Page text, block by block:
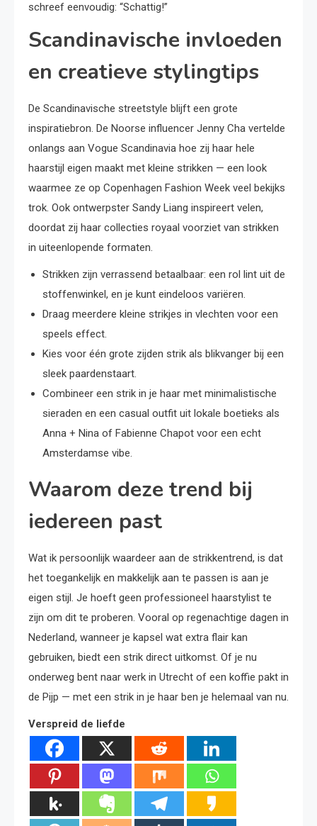
schreef eenvoudig: “Schattig!”
Scandinavische invloeden
en creatieve stylingtips
De Scandinavische streetstyle blijft een grote
inspiratiebron. De Noorse influencer Jenny Cha vertelde
onlangs aan Vogue Scandinavia hoe zij haar hele
haarstijl eigen maakt met kleine strikken — een look
waarmee ze op Copenhagen Fashion Week veel bekijks
trok. Ook ontwerpster Sandy Liang inspireert velen,
doordat zij haar collecties royaal voorziet van strikken
in uiteenlopende formaten.
Strikken zijn verrassend betaalbaar: een rol lint uit de
stoffenwinkel, en je kunt eindeloos variëren.
Draag meerdere kleine strikjes in vlechten voor een
speels effect.
Kies voor één grote zijden strik als blikvanger bij een
sleek paardenstaart.
Combineer een strik in je haar met minimalistische
sieraden en een casual outfit uit lokale boetieks als
Anna + Nina of Fabienne Chapot voor een echt
Amsterdamse vibe.
Waarom deze trend bij
iedereen past
Wat ik persoonlijk waardeer aan de strikkentrend, is dat
het toegankelijk en makkelijk aan te passen is aan je
eigen stijl. Je hoeft geen professioneel haarstylist te
zijn om dit te proberen. Vooral op regenachtige dagen in
Nederland, wanneer je kapsel wat extra flair kan
gebruiken, biedt een strik direct uitkomst. Of je nu
onderweg bent naar werk in Utrecht of een koffie pakt in
de Pijp — met een strik in je haar ben je helemaal van nu.
Verspreid de liefde